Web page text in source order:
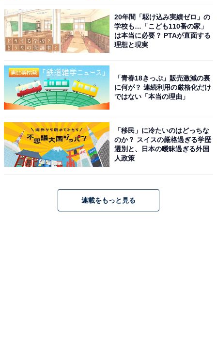
20年間「駆け込み実績ゼロ」の
学校も…「こども110番の家」
は本当に必要？ PTAが直面する
理想と現実
「青春18きっぷ」販売激減の裏
に何が？ 連続利用の厳格化だけ
ではない「本当の理由」
「移民」に冷たいのはどっちな
のか？ スイスの厳格過ぎる学歴
選別と、日本の曖昧過ぎる外国
人政策
連載をもっと見る